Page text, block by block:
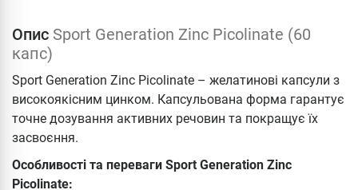
Опис Sport Generation Zinc Picolinate (60
капс)
Sport Generation Zinc Picolinate – желатинові капсули з
високоякісним цинком. Капсульована форма гарантує
точне дозування активних речовин та покращує їх
засвоєння.
Особливості та переваги Sport Generation Zinc
Picolinate: